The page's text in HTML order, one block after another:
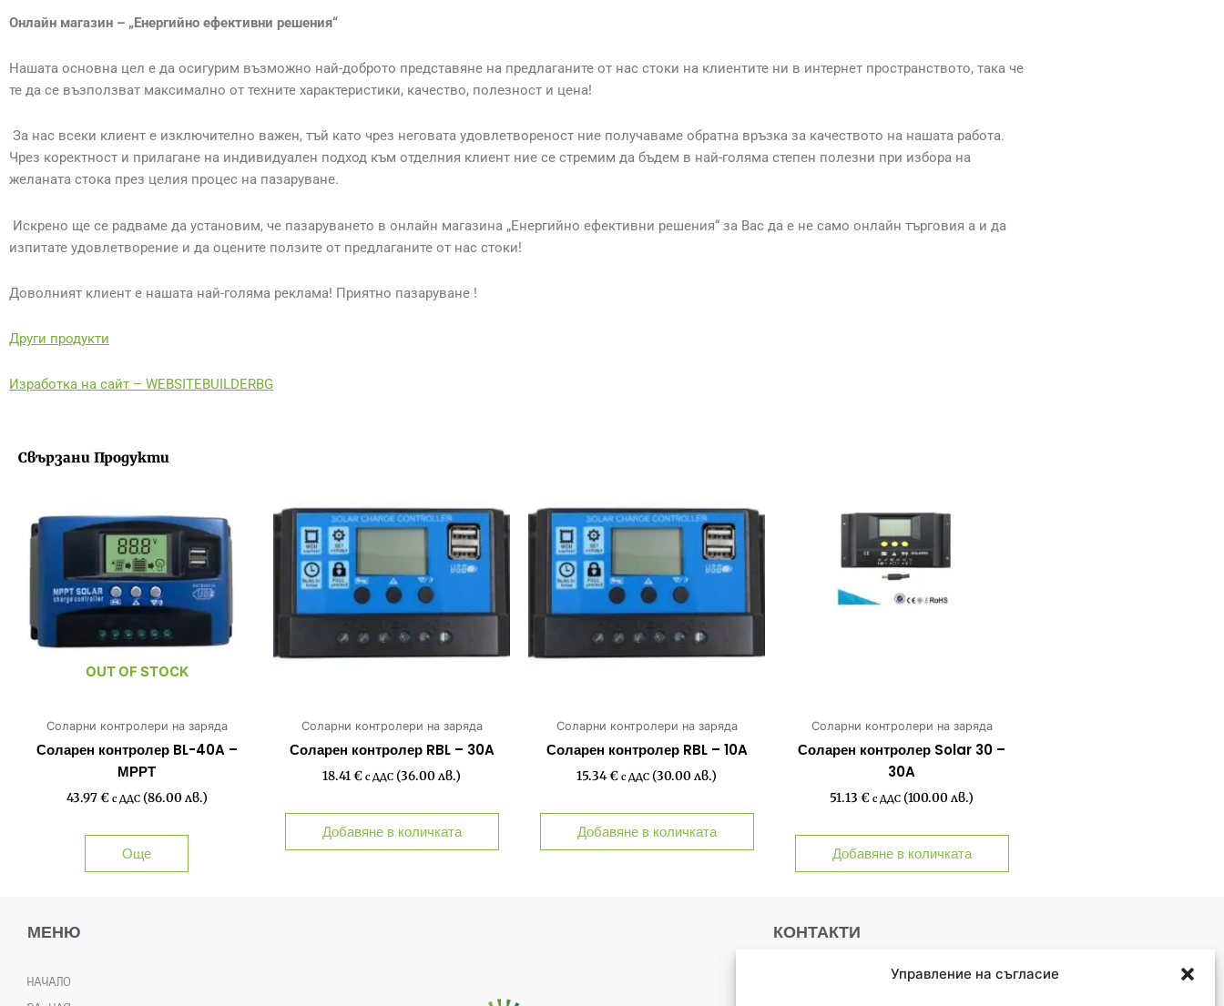
Управление на съгласие
Онлайн магазин – „Енергийно ефективни решения“
Нашата основна цел е да осигурим възможно най-доброто представяне на предлаганите от нас стоки на клиентите ни в интернет пространството, така че
те да се възползват максимално от техните характеристики, качество, полезност и цена!
За нас всеки клиент е изключително важен, тъй като чрез неговата удовлетвореност ние получаваме обратна връзка за качеството на нашата работа.
Чрез коректност и прилагане на индивидуален подход към отделния клиент ние се стремим да бъдем в най-голяма степен полезни при избора на
желаната стока през целия процес на пазаруване.
Искрено ще се радваме да установим, че пазаруването в онлайн магазина „Енергийно ефективни решения“ за Вас да е не само онлайн търговия а и да
изпитате удовлетворение и да оцените ползите от предлаганите от нас стоки!
Доволният клиент е нашата най-голяма реклама! Приятно пазаруване !
Други продукти
Изработка на сайт – WEBSITEBUILDERBG
Свързани Продукти
OUT OF STOCK
Соларни контролери на заряда
Соларен контролер BL-40A –
МРРТ
43.97€ с ДДС (86.00 лв.)
Още
Соларни контролери на заряда
Соларен контролер RBL – 30A
18.41€ с ДДС (36.00 лв.)
Добавяне в количката
Соларни контролери на заряда
Соларен контролер RBL – 10A
15.34€ с ДДС (30.00 лв.)
Добавяне в количката
Соларни контролери на заряда
Соларен контролер Solar 30 –
30A
51.13 € с ДДС (100.00 лв.)
Добавяне в количката
МЕНЮ
НАЧАЛО
КОНТАКТИ
Стара Загора, ул."Цар